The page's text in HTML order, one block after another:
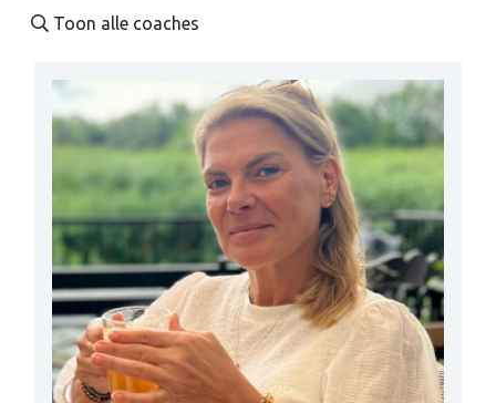
Toon alle coaches